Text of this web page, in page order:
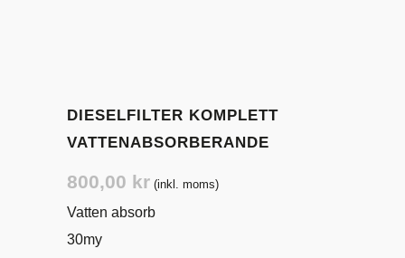
DIESELFILTER KOMPLETT
VATTENABSORBERANDE
800,00 kr (inkl. moms)
Vatten absorb
30my